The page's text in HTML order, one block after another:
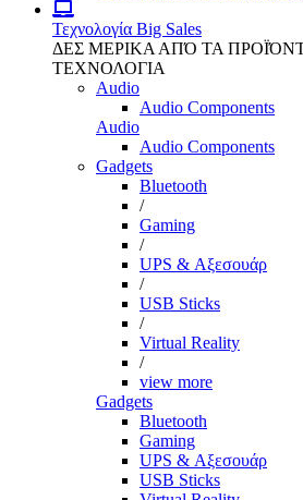
Τεχνολογία Big Sales
ΔΕΣ ΜΕΡΙΚΑ ΑΠΌ ΤΑ
ΤΕΧΝΟΛΟΓΙΑ
Audio
Audio Components
Audio
Audio Components
Gadgets
Bluetooth
/
Gaming
/
UPS & Αξεσουάρ
/
USB Sticks
/
Virtual Reality
/
view more
Gadgets
Bluetooth
Gaming
UPS & Αξεσουάρ
USB Sticks